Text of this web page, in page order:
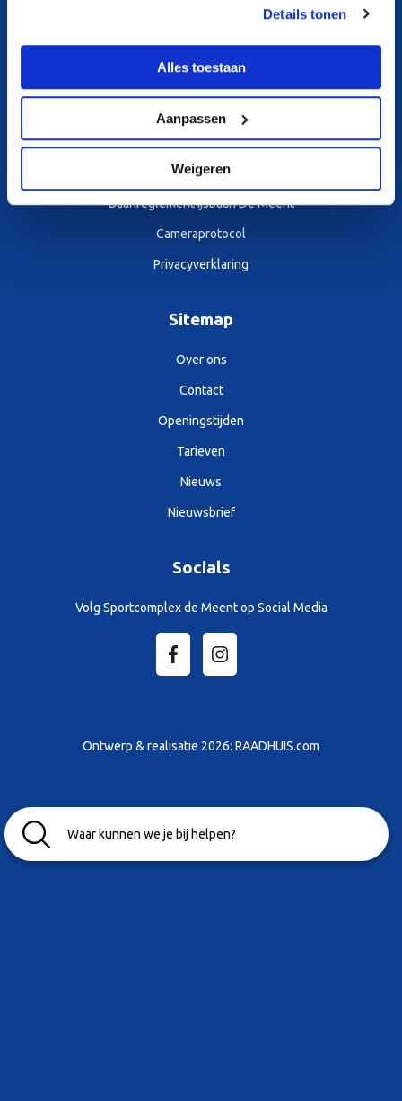
Details tonen
Alles toestaan
Aanpassen
Weigeren
Algemene voorwaarden
Algemene voorwaarden deelname aan activiteiten
Algemene Voorwaarden gebruik sportaccommodaties Alkmaar Sport
Algemene Huisregels sportaccommodaties van Alkmaar Sport
Baanreglement ijsbaan De Meent
Cameraprotocol
Privacyverklaring
Sitemap
Over ons
Contact
Openingstijden
Tarieven
Nieuws
Nieuwsbrief
Socials
Volg Sportcomplex de Meent op Social Media
Ontwerp & realisatie 2026: RAADHUIS.com